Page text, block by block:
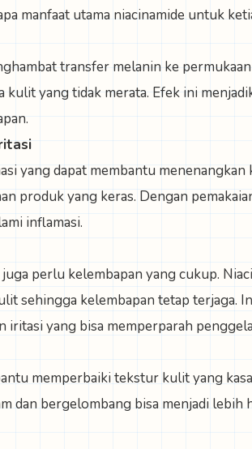
manfaat utama niacinamide untuk
transfer melanin ke
yang tidak merata. Efek ini
yang dapat membantu
produk yang keras. Dengan
inflamasi.
perlu kelembapan yang cukup.
sehingga kelembapan tetap terjaga.
iritasi yang bisa memperparah
memperbaiki tekstur kulit yang
dan bergelombang bisa menjadi lebih